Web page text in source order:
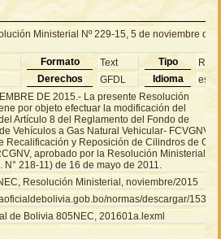
Ministerial Nº 229-15, 5 de noviembre de
Formato Text Tipo
RM
Derechos GFDL Idioma es
DE 2015.- La presente Resolución
por objeto efectuar la modificación del
Artículo 8 del Reglamento del Fondo de
Vehículos a Gas Natural Vehicular- FCVGNV y
Recalificación y Reposición de Cilindros de Gas
aprobado por la Resolución Ministerial N°
N° 218-11) de 16 de mayo de 2011.
Resolución Ministerial, noviembre/2015
normas/descargar/
de Bolivia 805NEC, 201601a.lexml